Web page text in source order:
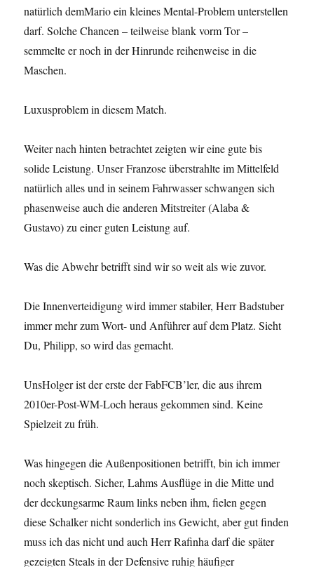
natürlich demMario ein kleines Mental-Problem unterstellen
darf. Solche Chancen – teilweise blank vorm Tor –
semmelte er noch in der Hinrunde reihenweise in die
Maschen.
Luxusproblem in diesem Match.
Weiter nach hinten betrachtet zeigten wir eine gute bis
solide Leistung. Unser Franzose überstrahlte im Mittelfeld
natürlich alles und in seinem Fahrwasser schwangen sich
phasenweise auch die anderen Mitstreiter (Alaba &
Gustavo) zu einer guten Leistung auf.
Was die Abwehr betrifft sind wir so weit als wie zuvor.
Die Innenverteidigung wird immer stabiler, Herr Badstuber
immer mehr zum Wort- und Anführer auf dem Platz. Sieht
Du, Philipp, so wird das gemacht.
UnsHolger ist der erste der FabFCB’ler, die aus ihrem
2010er-Post-WM-Loch heraus gekommen sind. Keine
Spielzeit zu früh.
Was hingegen die Außenpositionen betrifft, bin ich immer
noch skeptisch. Sicher, Lahms Ausflüge in die Mitte und
der deckungsarme Raum links neben ihm, fielen gegen
diese Schalker nicht sonderlich ins Gewicht, aber gut finden
muss ich das nicht und auch Herr Rafinha darf die später
gezeigten Steals in der Defensive ruhig häufiger